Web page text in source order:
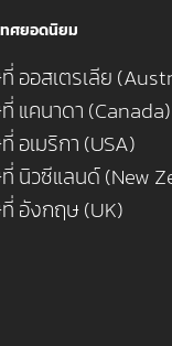
ทศยอดนิยม
ออสเตรเลีย
แคนาดา (Canada)
อเมริกา (USA)
นิวซีแลนด์ (New
อังกฤษ (UK)